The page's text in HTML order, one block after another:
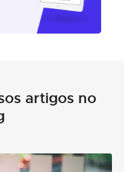
artigos no